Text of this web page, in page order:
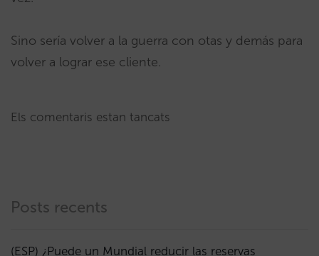
Sino sería volver a la guerra con otas y demás para
volver a lograr ese cliente.
Els comentaris estan tancats
Posts recents
(ESP) ¿Puede un Mundial reducir las reservas